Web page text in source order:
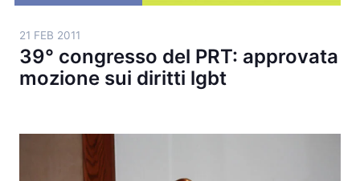
21 FEB 2011
39° congresso del PRT: approvata
mozione sui diritti lgbt